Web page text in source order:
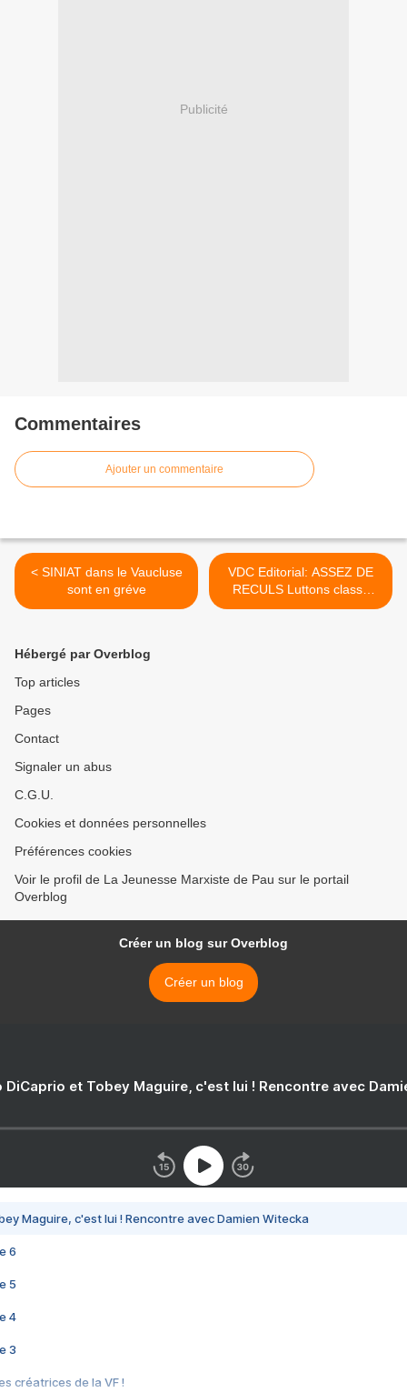
Publicité
Commentaires
Ajouter un commentaire
< SINIAT dans le Vaucluse
sont en gréve
VDC Editorial: ASSEZ DE
RECULS Luttons classe
contre classe pour
Hébergé par Overblog
Top articles
Pages
Contact
Signaler un abus
C.G.U.
Cookies et données personnelles
Préférences cookies
Voir le profil de La Jeunesse Marxiste de Pau sur le portail
Overblog
Créer un blog sur Overblog
Créer un blog
DiCaprio et Tobey Maguire, c'est lui ! Rencontre avec
Maguire, c'est lui ! Rencontre avec Damien Witecka
6
5
4
3
créatrices de la VF !